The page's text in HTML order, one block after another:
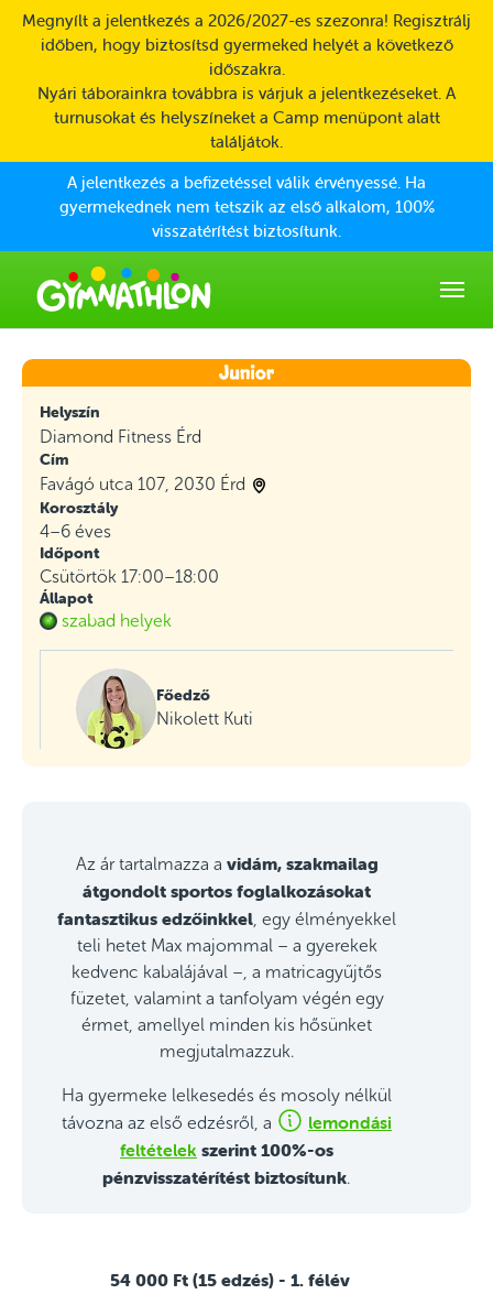
Skip to main content
Megnyílt a jelentkezés a 2026/2027-es szezonra! Regisztrálj
időben, hogy biztosítsd gyermeked helyét a következő
időszakra.
Nyári táborainkra továbbra is várjuk a jelentkezéseket. A
turnusokat és helyszíneket a Camp menüpont alatt
találjátok.
A jelentkezés a befizetéssel válik érvényessé. Ha
gyermekednek nem tetszik az első alkalom, 100%
visszatérítést biztosítunk.
Helyszín
Diamond Fitness Érd
Cím
Favágó utca 107, 2030 Érd
Korosztály
4–6 éves
Időpont
Csütörtök 17:00–18:00
Állapot
szabad helyek
Főedző
Nikolett Kuti
Az ár tartalmazza a vidám, szakmailag
átgondolt sportos foglalkozásokat
fantasztikus edzőinkkel , egy élményekkel
teli hetet Max majommal – a gyerekek
kedvenc kabalájával –, a matricagyűjtős
füzetet, valamint a tanfolyam végén egy
érmet, amellyel minden kis hősünket
megjutalmazzuk.
Ha gyermeke lelkesedés és mosoly nélkül
távozna az első edzésről, a
lemondási
feltételek szerint 100%-os
pénzvisszatérítést biztosítunk.
54 000 Ft (15 edzés) - 1. félév